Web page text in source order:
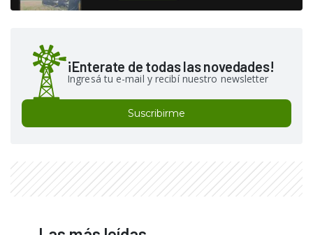
¡Enterate de todas las novedades!
Ingresá tu e-mail y recibí nuestro newsletter
Suscribirme